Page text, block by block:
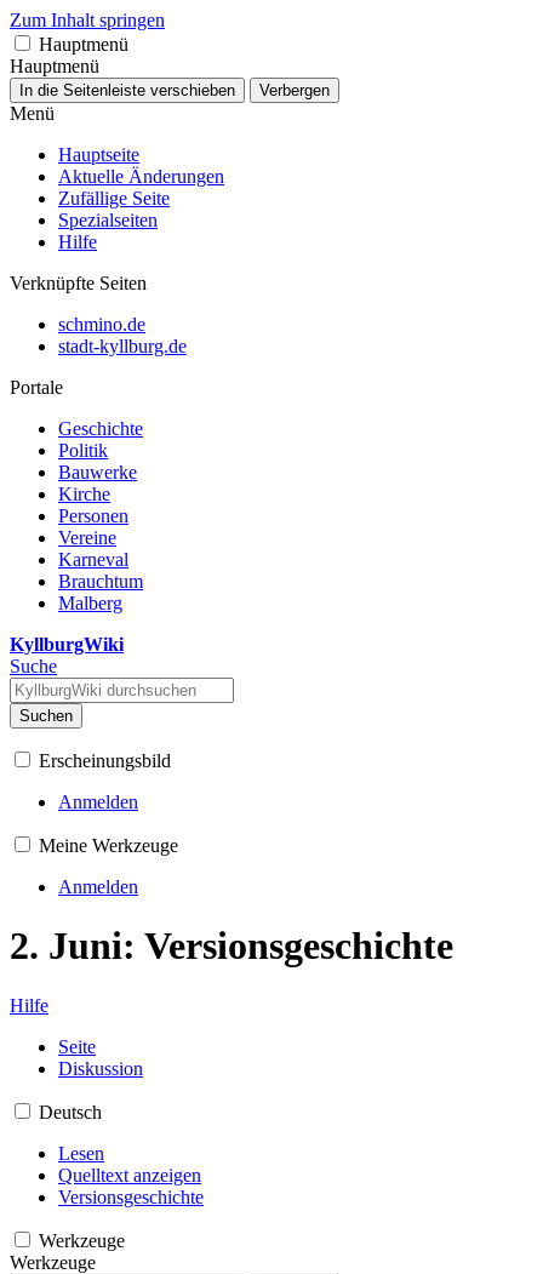
Zum Inhalt springen
Hauptmenü
Hauptmenü
In die Seitenleiste verschieben Verbergen
Menü
Hauptseite
Aktuelle Änderungen
Zufällige Seite
Spezialseiten
Hilfe
Verknüpfte Seiten
schmino.de
stadt-kyllburg.de
Portale
Geschichte
Politik
Bauwerke
Kirche
Personen
Vereine
Karneval
Brauchtum
Malberg
KyllburgWiki
Suche
Suchen
Erscheinungsbild
Anmelden
Meine Werkzeuge
Anmelden
2. Juni: Versionsgeschichte
Hilfe
Seite
Diskussion
Deutsch
Lesen
Quelltext anzeigen
Versionsgeschichte
Werkzeuge
Werkzeuge